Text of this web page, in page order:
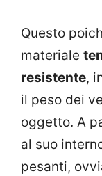
Questo
materiale
resistente,
il peso dei
oggetto. A
al suo
pesanti,